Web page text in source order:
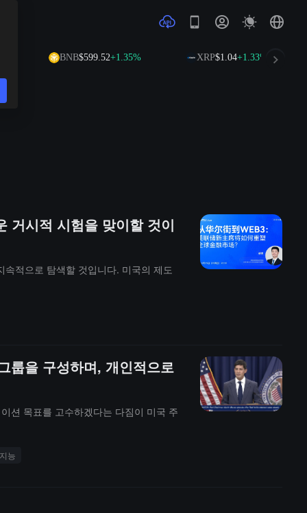
BNB$599.52+1.35% XRP $1.04+1.33%
거시적 시험을 맞이할 것이
적으로 탐색할 것입니다. 미국의 제도
룹을 구성하며, 개인적으로
션 목표를 고수하겠다는 다짐이 미국 주
능